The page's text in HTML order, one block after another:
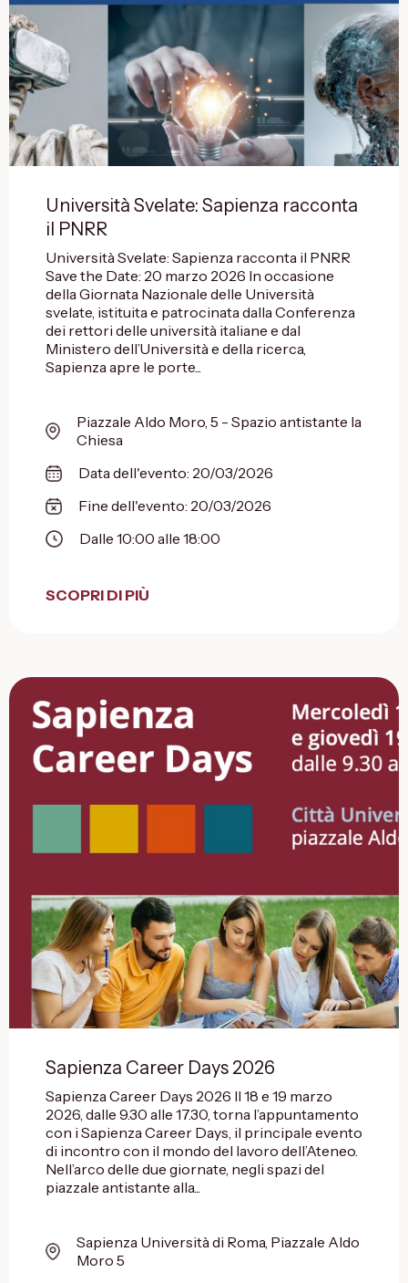
Università Svelate: Sapienza racconta
il PNRR
Università Svelate: Sapienza racconta il PNRR
Save the Date: 20 marzo 2026 In occasione
della Giornata Nazionale delle Università
svelate, istituita e patrocinata dalla Conferenza
dei rettori delle università italiane e dal
Ministero dell’Università e della ricerca,
Sapienza apre le porte...
Piazzale Aldo Moro, 5 - Spazio antistante la
Chiesa
Data dell'evento: 20/03/2026
Fine dell'evento: 20/03/2026
Dalle 10:00 alle 18:00
SCOPRI DI PIÙ
Sapienza Career Days 2026
Sapienza Career Days 2026 Il 18 e 19 marzo
2026, dalle 9.30 alle 17.30, torna l’appuntamento
con i Sapienza Career Days, il principale evento
di incontro con il mondo del lavoro dell’Ateneo.
Nell’arco delle due giornate, negli spazi del
piazzale antistante alla...
Sapienza Università di Roma, Piazzale Aldo
Moro 5